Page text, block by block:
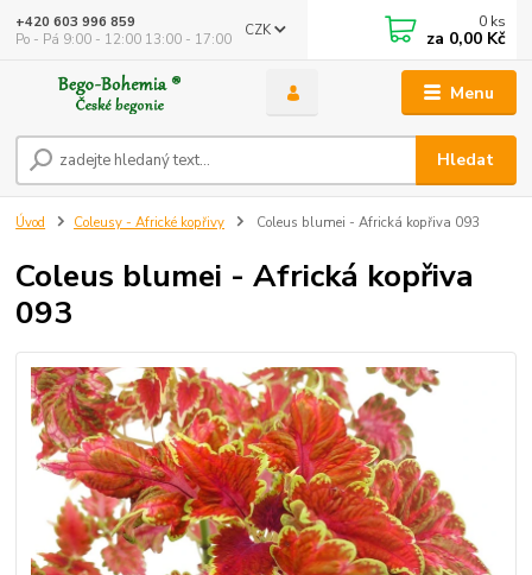
Menu
CZK
Hledat
+420 603 996 859
Po - Pá 9:00 - 12:00 13:00 - 17:00
0 ks
za 0,00 Kč
Úvod Coleusy - Africké kopřivy Coleus blumei - Africká kopřiva 093
Coleus blumei - Africká kopřiva
093